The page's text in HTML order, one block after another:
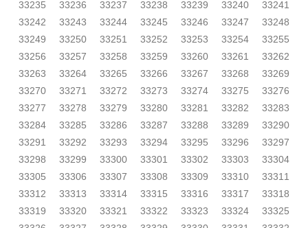
33235
33236 33237 33238 33239 33240
33241
33242
33243 33244 33245 33246 33247
33248
33249
33250 33251 33252 33253 33254
33255
33256
33257 33258 33259 33260 33261
33262
33263
33264 33265 33266 33267 33268
33269
33270
33271 33272 33273 33274 33275
33276
33277
33278 33279 33280 33281 33282
33283
33284
33285 33286 33287 33288 33289
33290
33291
33292 33293 33294 33295 33296
33297
33298
33299 33300 33301 33302 33303
33304
33305
33306 33307 33308 33309 33310
33311
33312
33313 33314 33315 33316 33317
33318
33319
33320 33321 33322 33323 33324
33325